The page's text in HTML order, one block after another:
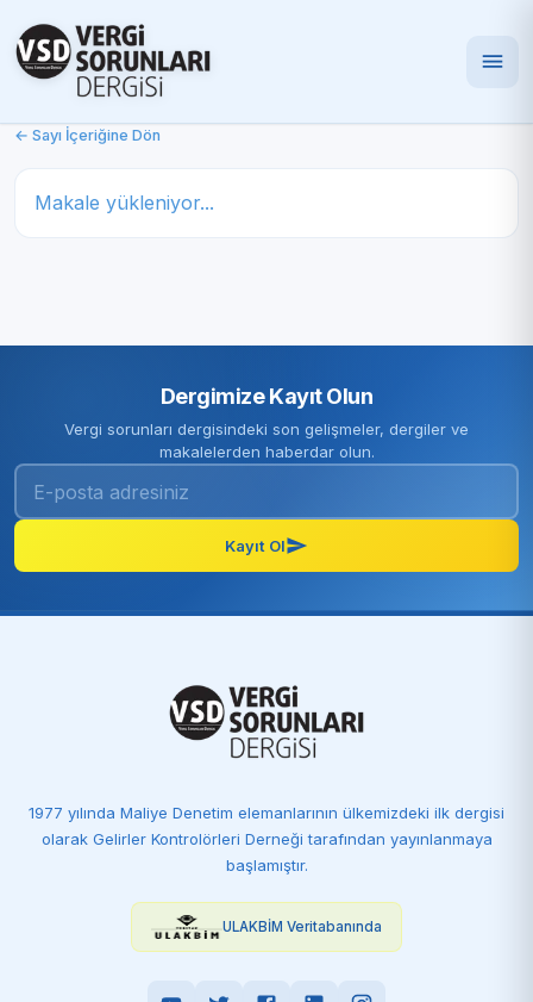
← Sayı İçeriğine Dön
Makale yükleniyor...
Dergimize Kayıt Olun
Vergi sorunları dergisindeki son gelişmeler, dergiler ve
makalelerden haberdar olun.
Kayıt Ol
1977 yılında Maliye Denetim elemanlarının ülkemizdeki ilk dergisi
olarak Gelirler Kontrolörleri Derneği tarafından yayınlanmaya
başlamıştır.
ULAKBİM Veritabanında